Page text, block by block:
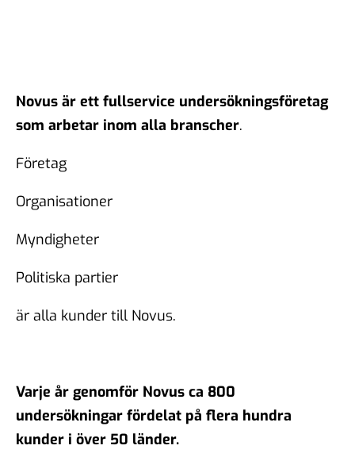
Novus är ett fullservice undersökningsföretag
som arbetar inom alla branscher.
Företag
Organisationer
Myndigheter
Politiska partier
är alla kunder till Novus.
Varje år genomför Novus ca 800
undersökningar fördelat på flera hundra
kunder i över 50 länder.